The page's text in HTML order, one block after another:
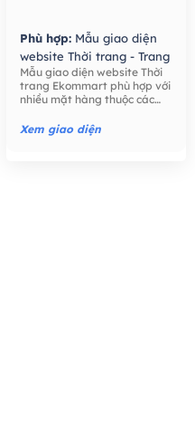
Phù hợp: Mẫu giao diện
website Thời trang - Trang
Sức,Mẫu giao diện
website Bán hàng -
Thương mại điện tử,
Mẫu giao diện website Thời
trang Ekommart phù hợp với
nhiều mặt hàng thuộc các
thực phẩm, công nghệ, đồ
chơi trẻ em, đồng hồ, …
Xem giao diện